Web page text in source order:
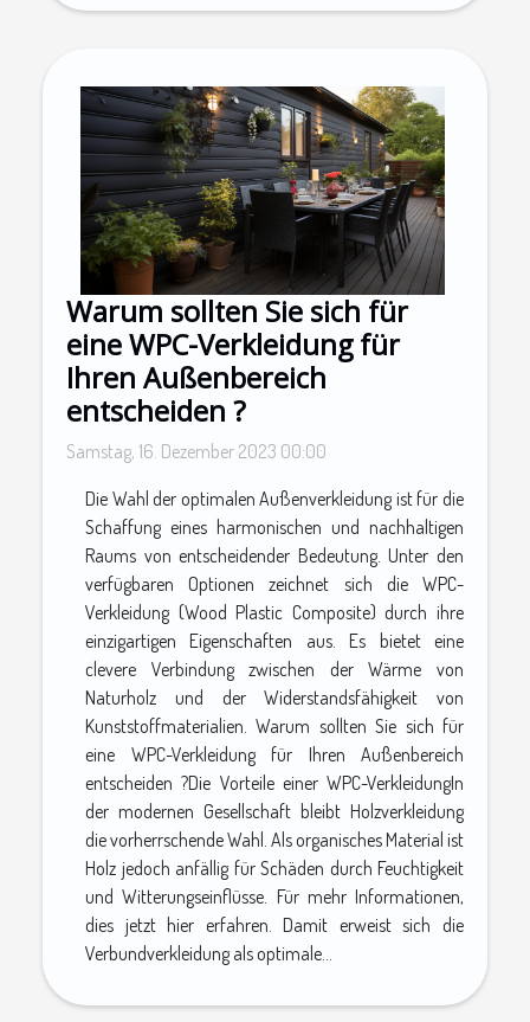
Warum sollten Sie sich für
eine WPC-Verkleidung für
Ihren Außenbereich
entscheiden ?
Samstag, 16. Dezember 2023 00:00
Die Wahl der optimalen Außenverkleidung ist für die
Schaffung eines harmonischen und nachhaltigen
Raums von entscheidender Bedeutung. Unter den
verfügbaren Optionen zeichnet sich die WPC-
Verkleidung (Wood Plastic Composite) durch ihre
einzigartigen Eigenschaften aus. Es bietet eine
clevere Verbindung zwischen der Wärme von
Naturholz und der Widerstandsfähigkeit von
Kunststoffmaterialien. Warum sollten Sie sich für
eine WPC-Verkleidung für Ihren Außenbereich
entscheiden ?Die Vorteile einer WPC-VerkleidungIn
der modernen Gesellschaft bleibt Holzverkleidung
die vorherrschende Wahl. Als organisches Material ist
Holz jedoch anfällig für Schäden durch Feuchtigkeit
und Witterungseinflüsse. Für mehr Informationen,
dies jetzt hier erfahren. Damit erweist sich die
Verbundverkleidung als optimale...